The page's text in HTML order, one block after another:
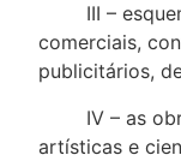
III –
comerciais,
publicitários,
IV – as
artísticas e